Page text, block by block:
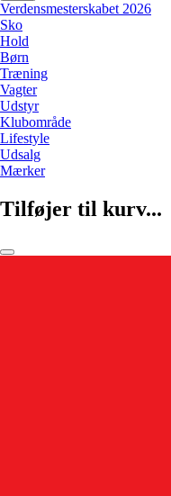
Verdensmesterskabet 2026
Sko
Hold
Børn
Træning
Vagter
Udstyr
Klubområde
Lifestyle
Udsalg
Mærker
Tilføjer til kurv...